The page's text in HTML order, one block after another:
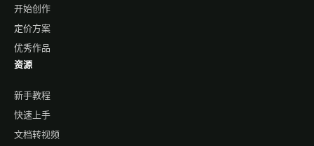
开始创作
定价方案
优秀作品
资源
新手教程
快速上手
文档转视频